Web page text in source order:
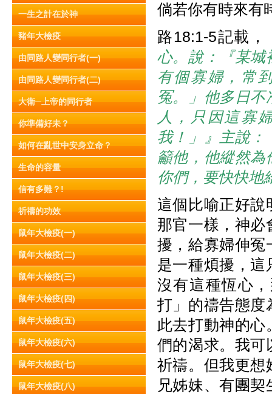
一生之計在於神
豬年大檢疫
由同路人變同行者(一)
由同路人變同行者(二)
大衛─上帝的同行者
你準備好未？
如何在亂世中安身立命？
生命的容量
信有多難？!
祈禱的功效
鼠年大檢疫(一)
鼠年大檢疫(二)
鼠年大檢疫(三)
鼠年大檢疫(四)
鼠年大檢疫(五)
鼠年大檢疫(六)
鼠年大檢疫(七)
鼠年大檢疫(八)
倘若你有時來有
路18:1-5記載，
心。說：『某城
有個寡婦，常
冤。」他多日
人，只因這寡
我！」』主說：
籲他，他縱然
你們，要快快地
這個比喻正好說
那官一樣，神必
擾，給寡婦伸冤
是一種煩擾，這
沒有這種恆心
打」的禱告態度
此去打動神的
們的渴求。我可
祈禱。但我更想
兄姊妹、有團